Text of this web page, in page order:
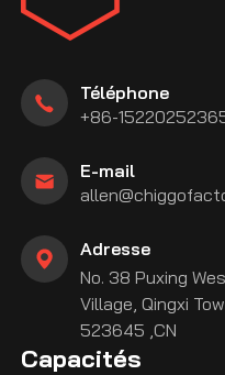
Téléphone
+86-
E-mail
Adresse
No. 38 Puxing
Village, Qingxi
523645 ,CN
Capacités